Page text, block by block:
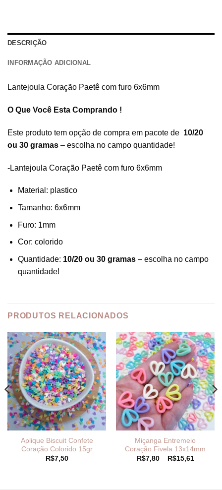
DESCRIÇÃO
INFORMAÇÃO ADICIONAL
Lantejoula Coração Paetê com furo 6x6mm
O Que Você Esta Comprando !
Este produto tem opção de compra em pacote de 10/20
ou 30 gramas – escolha no campo quantidade!
-Lantejoula Coração Paetê com furo 6x6mm
Material: plastico
Tamanho: 6x6mm
Furo: 1mm
Cor: colorido
Quantidade: 10/20 ou 30 gramas– escolha no campo
quantidade!
PRODUTOS RELACIONADOS
Aplique Biscuit Confete
Coração Colorido 15gr
R$7,50
Miçanga Entremeio
Coração Fivela 13x14mm
R$7,80 – R$15,61